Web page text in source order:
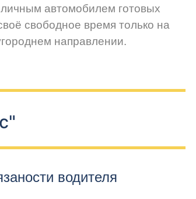
автомобилем готовых
свободное время только на
направлении.
водителя